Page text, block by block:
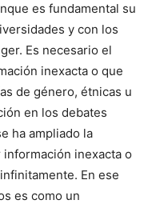
es fundamental su
y con los
Es necesario el
inexacta o que
de género, étnicas u
en los debates
ha ampliado la
inexacta o
En ese
es como un